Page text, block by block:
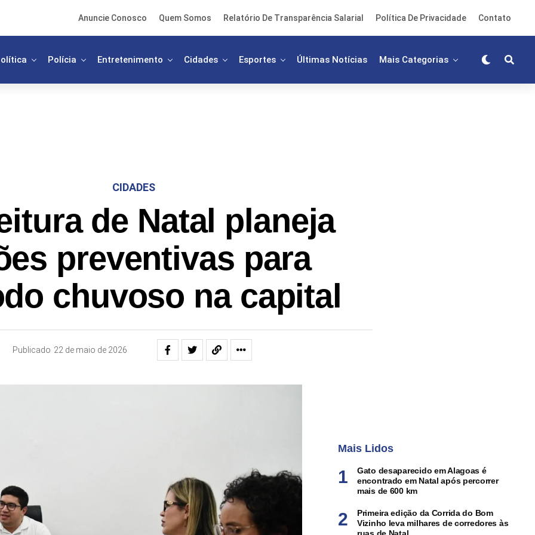
Anuncie Conosco Quem Somos Relatório De Transparência Salarial Política De Privacidade Contato
Polícia Entretenimento Cidades Esportes Últimas Notícias Mais Categorias
CIDADES
de Natal planeja
preventivas para
chuvoso na capital
Publicado 22 de maio de 2026
Mais Lidos
Gato desaparecido em Alagoas é
encontrado em Natal após percorrer
mais de 600 km
Primeira edição da Corrida do Bom
Vizinho leva milhares de corredores às